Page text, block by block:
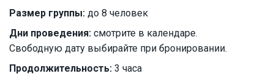
Размер группы: до 8 человек
Дни проведения: смотрите в календаре.
Свободную дату выбирайте при бронировании.
Продолжительность: 3 часа